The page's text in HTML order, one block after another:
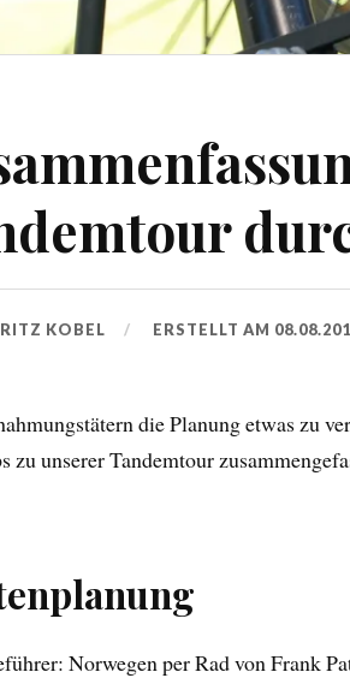
KOBEL ERSTELLT AM
die Planung etwas zu
zu unserer Tandemtour
Norwegen per Rad von Frank